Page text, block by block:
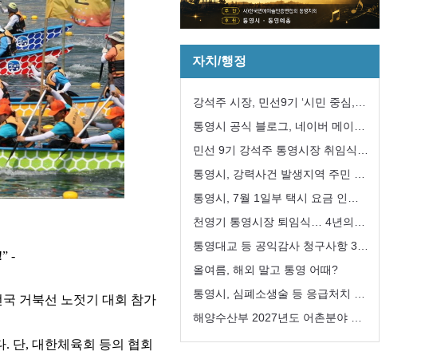
!” -
국 거북선 노젓기 대회 참가
. 단, 대한체육회 등의 협회
자치/행정
강석주 시장, 민선9기 ‘시민 중심,
강한 통영’구현 첫 걸음
통영시 공식 블로그, 네이버 메이트
국내여행 분야 선정
민선 9기 강석주 통영시장 취임식
개최
통영시, 강력사건 발생지역 주민 긴
급 지원대책 추진
통영시, 7월 1일부 택시 요금 인
상... 기본요금 4,600원
천영기 통영시장 퇴임식… 4년의
여정 마무리
통영대교 등 공익감사 청구사항 3
건“감사 필요성 없다”
올여름, 해외 말고 통영 어때?
통영시, 심폐소생술 등 응급처치 교
육 희망자 모집
해양수산부 2027년도 어촌분야 일
반농산어촌개발사업 ‘신봉권역단위